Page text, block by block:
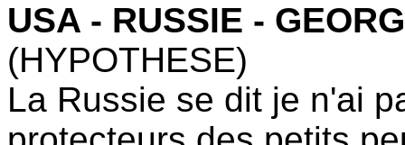
USA - RUSSIE -
(HYPOTHESE)
La Russie se dit je n'ai